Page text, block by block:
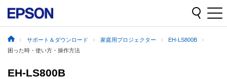
サポート＆ダウンロード 家庭用プロジェクター
EH-LS800B
困った時・使い方・操作方法
EH-LS800B